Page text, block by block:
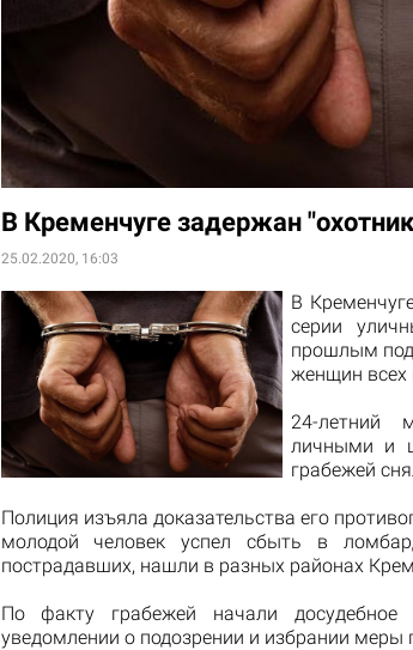
В Кременчуге задержан
25.02.2020, 16:03
В
серии
прошлым
женщин всех
24-летний
личными и
грабежей
Полиция изъяла доказательства его
молодой человек успел сбыть в
пострадавших, нашли в разных районах
По факту грабежей начали досудебное
уведомлении о подозрении и избрании меры